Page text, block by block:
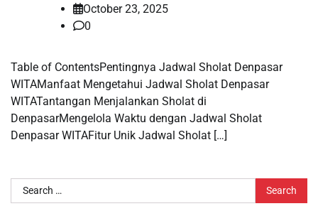
October 23, 2025
0
Table of ContentsPentingnya Jadwal Sholat Denpasar
WITAManfaat Mengetahui Jadwal Sholat Denpasar
WITATantangan Menjalankan Sholat di
DenpasarMengelola Waktu dengan Jadwal Sholat
Denpasar WITAFitur Unik Jadwal Sholat […]
Search
for: